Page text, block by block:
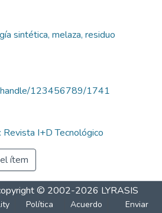
sintética, melaza, residuo
handle/123456789/1741
I+D Tecnológico
ítem
© 2002-2026 LYRASIS
Política
Acuerdo
Enviar